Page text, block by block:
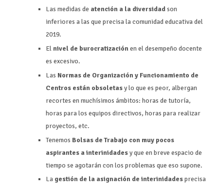
Las medidas de atención a la diversidadson
inferiores a las que precisa la comunidad educativa del
2019.
El nivel de burocratizaciónen el desempeño docente
es excesivo.
Las Normas de Organización y Funcionamiento de
Centros están obsoletasy lo que es peor, albergan
recortes en muchísimos ámbitos: horas de tutoría,
horas para los equipos directivos, horas para realizar
proyectos, etc.
Tenemos Bolsas de Trabajo con muy pocos
aspirantes a interinidadesy que en breve espacio de
tiempo se agotarán con los problemas que eso supone.
La gestión de la asignación de interinidadesprecisa